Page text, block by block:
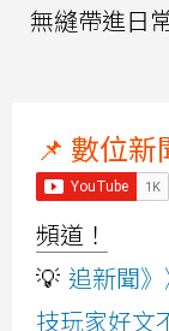
無縫帶進日
📌 數位新
頻道！
💡 追新聞
技玩家好文